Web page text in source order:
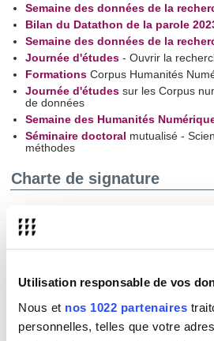
Utilisation responsable de vos
Nous et nos 1022 partenaires
personnelles, telles que votre
Semaine des données de la
Bilan du Datathon de la parole
Semaine des données de la
Journée d'études - Ouvrir la
Formations Corpus Humanités
Journée d'études sur les Corpus
de données
Semaine des Humanités
Séminaire doctoral mutualisé -
méthodes
Charte de signature
adoptée par la commission de la
pour objectif d’améliorer l’indexation, la
reconnaissance des institutions et de
La Sorbonne Nouvelle est
Consortium ORCID France